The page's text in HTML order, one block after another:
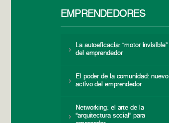
EMPRENDEDORES
La autoeficacia: “motor invisible”
del emprendedor
El poder de la comunidad: nuevo
activo del emprendedor
Networking: el arte de la
“arquitectura social” para